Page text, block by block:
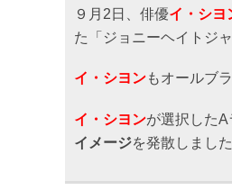
９月2日、俳優イ・シヨ
た「ジョニーヘイトジ
イ・シヨンもオールブ
イ・シヨンが選択した
イメージを発散しました